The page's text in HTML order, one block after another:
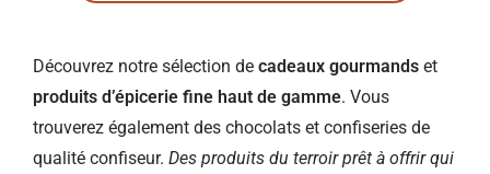
Découvrez notre sélection de cadeaux gourmands et
produits d’épicerie fine haut de gamme. Vous
trouverez également des chocolats et confiseries de
qualité confiseur. Des produits du terroir prêt à offrir qui